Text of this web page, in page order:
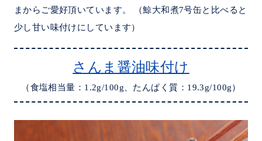
まからご愛好頂いています。 （鯨大和煮7号缶と比べると
少し甘い味付けにしています）
さんま醤油味付け
（食塩相当量：1.2g/100g、たんぱく質：19.3g/100g）